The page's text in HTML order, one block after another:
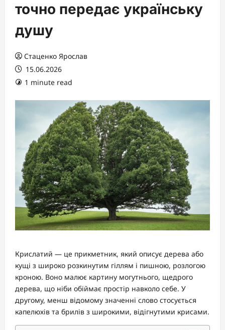
точно передає українську
душу
Стаценко Ярослав
15.06.2026
1 minute read
Крислатий — це прикметник, який описує дерева або
кущі з широко розкинутим гіллям і пишною, розлогою
кроною. Воно малює картину могутнього, щедрого
дерева, що ніби обіймає простір навколо себе. У
другому, менш відомому значенні слово стосується
капелюхів та брилів з широкими, відігнутими крисами.